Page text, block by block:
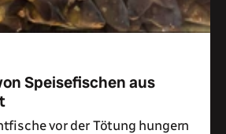
Speisefischen aus
vor der Tötung hungern